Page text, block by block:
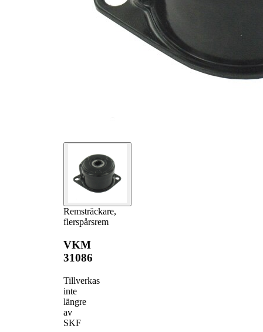
Remsträckare,
flerspårsrem
VKM
31086
Tillverkas
inte
längre
av
SKF